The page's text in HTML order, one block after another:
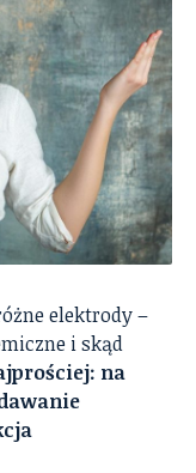
elektrody –
i skąd
na